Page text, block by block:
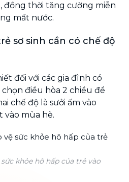
đồng thời tăng cường miễn
mất nước.
sơ sinh cần có chế độ
đối với các gia đình có
điều hòa 2 chiều để
chế độ là sưởi ấm vào
vào mùa hè.
khỏe hô hấp của trẻ vào